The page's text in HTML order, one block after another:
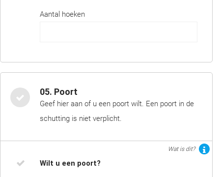
Aantal hoeken
05. Poort
Geef hier aan of u een poort wilt. Een poort in de
schutting is niet verplicht.
Wat is dit?
Wilt u een poort?